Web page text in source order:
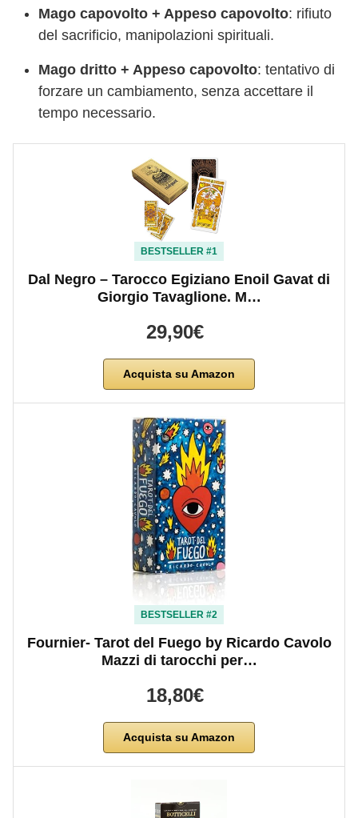
Mago capovolto + Appeso capovolto: rifiuto
del sacrificio, manipolazioni spirituali.
Mago dritto + Appeso capovolto: tentativo di
forzare un cambiamento, senza accettare il
tempo necessario.
BESTSELLER #1
Dal Negro – Tarocco Egiziano Enoil Gavat di
Giorgio Tavaglione. M…
29,90€
Acquista su Amazon
BESTSELLER #2
Fournier- Tarot del Fuego by Ricardo Cavolo
Mazzi di tarocchi per…
18,80€
Acquista su Amazon